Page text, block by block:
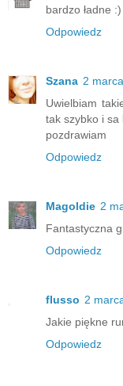
bardzo ładne :)
Odpowiedz
Szana 2
Uwielbiam
tak szybko i sa
pozdrawiam
Odpowiedz
Magoldie 2
Fantastyczna
Odpowiedz
flusso 2
Jakie piękne
Odpowiedz